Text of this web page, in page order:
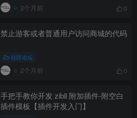
2个月前 0
禁止游客或者普通用户访问商城的代码
社区论坛
2个月前 0
手把手教你开发 zibll 附加插件-附空白
插件模板【插件开发入门】